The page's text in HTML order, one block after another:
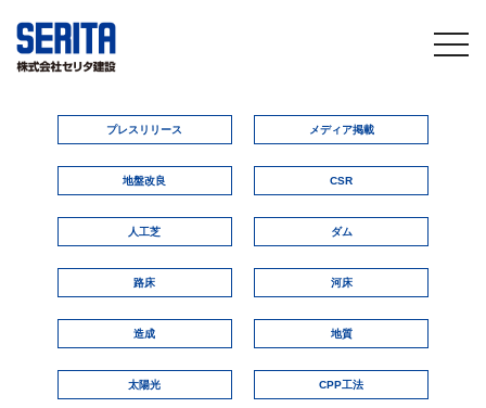
プレスリリース メディア掲載
地盤改良 CSR
人工芝 ダム
路床 河床
造成 地質
太陽光 CPP工法